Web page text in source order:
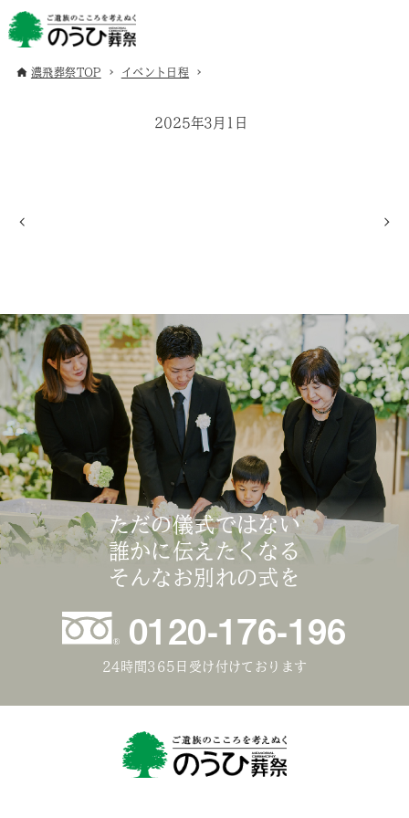
濃飛葬祭TOP イベント日程
2025年3月1日
ただの儀式ではない
誰かに伝えたくなる
そんなお別れの式を
0120-176-196
24時間365日受け付けております